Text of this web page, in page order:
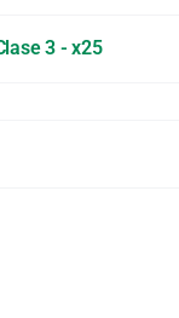
3 - x25